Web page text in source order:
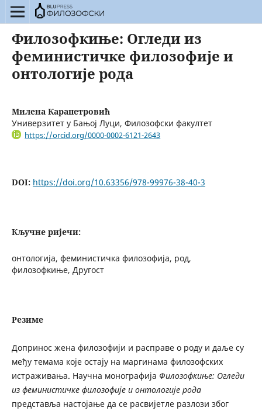
Филозофкиње: Огледи из
феминистичке филозофије и
онтологије рода
Милена Карапетровић
Универзитет у Бањој Луци, Филозофски факултет
https://orcid.org/0000-0002-6121-2643
DOI: https://doi.org/10.63356/978-99976-38-40-3
Кључне ријечи:
онтологија, феминистичка филозофија, род,
филозофкиње, Другост
Резиме
Допринос жена филозофији и расправе о роду и даље су
међу темама које остају на маргинама филозофских
истраживања. Научна монографија Филозофкиње: Огледи
из феминистичке филозофије и онтологије рода
представља настојање да се расвијетле разлози због